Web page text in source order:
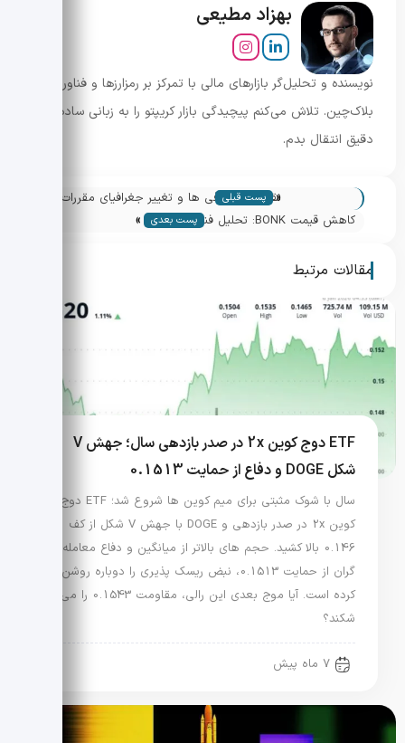
بهزاد مطیعی
نویسنده و تحلیل‌گر بازارهای مالی با تمرکز بر رمزارزها و فناوری
بلاک‌چین. تلاش می‌کنم پیچیدگی بازار کریپتو را به زبانی ساده و
دقیق انتقال بدم.
« پست قبلی
نقدینگی صرافی ها و تغییر جغرافیای مقررات
در سال 2025کاهش قیمت BONK: تحلیل فنی و سطوح
پست بعدی »
مقالات مرتبط
ETF دوج کوین 2x در صدر بازدهی سال؛ جهش V
شکل DOGE و دفاع از حمایت 0.1513
سال با شوک مثبتی برای میم کوین ها شروع شد؛ ETF دوج
کوین 2x در صدر بازدهی و DOGE با جهش V شکل از کف
0.146 بالا کشید. حجم های بالاتر از میانگین و دفاع معامله
گران از حمایت 0.1513، نبض ریسک پذیری را دوباره روشن
کرده است. آیا موج بعدی این رالی، مقاومت 0.1543 را می
شکند؟
7 ماه پیش